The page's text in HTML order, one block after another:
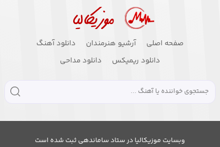
صفحه اصلی آرشیو هنرمندان
دانلود آهنگ
دانلود ریمیکس
دانلود مداحی
وبسایت موزیکالیا در ستاد ساماندهی ثبت شده است